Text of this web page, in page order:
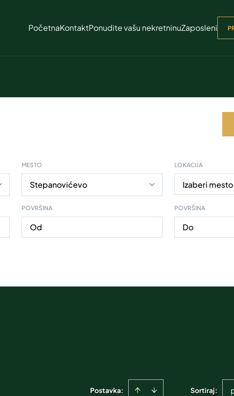
PočetnaKontaktPonudite vašu nekretninuZaposleni
MESTO LOKACIJA
Izaberi mesto
POVRŠINA POVRŠINA
Postavka: Sortiraj: